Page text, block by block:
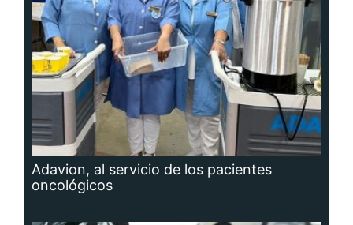
Adavion, al servicio de los pacientes
oncológicos